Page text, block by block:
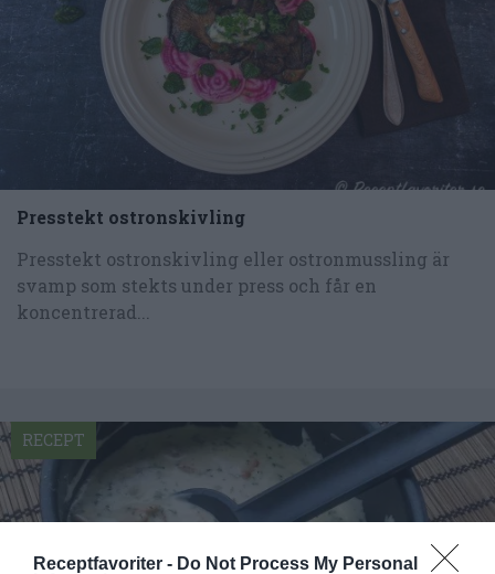
Receptfavoriter - Do Not Process My Personal
Presstekt ostronskivling
Presstekt ostronskivling eller ostronmussling är
svamp som stekts under press och får en
koncentrerad...
RECEPT